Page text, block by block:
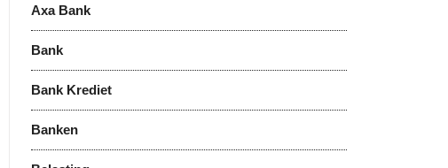
Axa Bank
Bank
Bank Krediet
Banken